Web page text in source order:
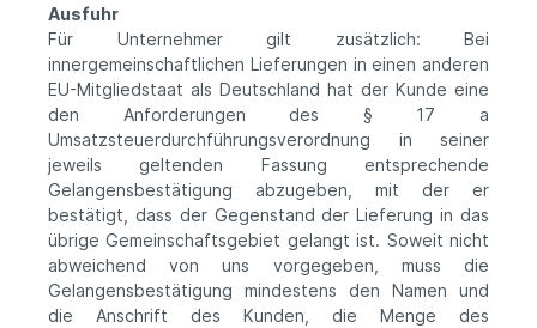
Ausfuhr
Für Unternehmer gilt zusätzlich: Bei
innergemeinschaftlichen Lieferungen in einen anderen
EU-Mitgliedstaat als Deutschland hat der Kunde eine
den Anforderungen des § 17 a
Umsatzsteuerdurchführungsverordnung in seiner
jeweils geltenden Fassung entsprechende
Gelangensbestätigung abzugeben, mit der er
bestätigt, dass der Gegenstand der Lieferung in das
übrige Gemeinschaftsgebiet gelangt ist. Soweit nicht
abweichend von uns vorgegeben, muss die
Gelangensbestätigung mindestens den Namen und
die Anschrift des Kunden, die Menge des